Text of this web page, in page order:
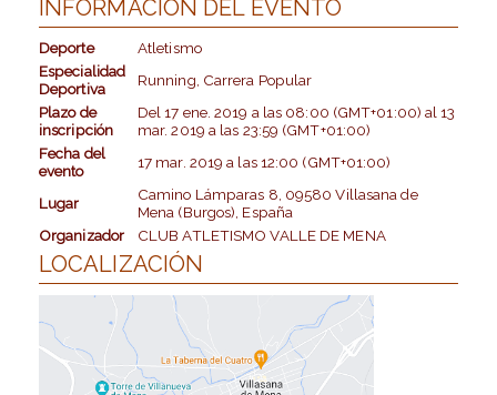
INFORMACIÓN DEL EVENTO
Deporte
Atletismo
Especialidad
Deportiva
Running, Carrera Popular
Plazo de
inscripción
Del17 ene. 2019 a las 08:00 (GMT+01:00) al13
mar. 2019 a las 23:59 (GMT+01:00)
Fecha del
evento
17 mar. 2019 a las12:00 (GMT+01:00)
Lugar
Camino Lámparas 8, 09580 Villasana de
Mena (Burgos), España
Organizador
CLUB ATLETISMO VALLE DE MENA
LOCALIZACIÓN